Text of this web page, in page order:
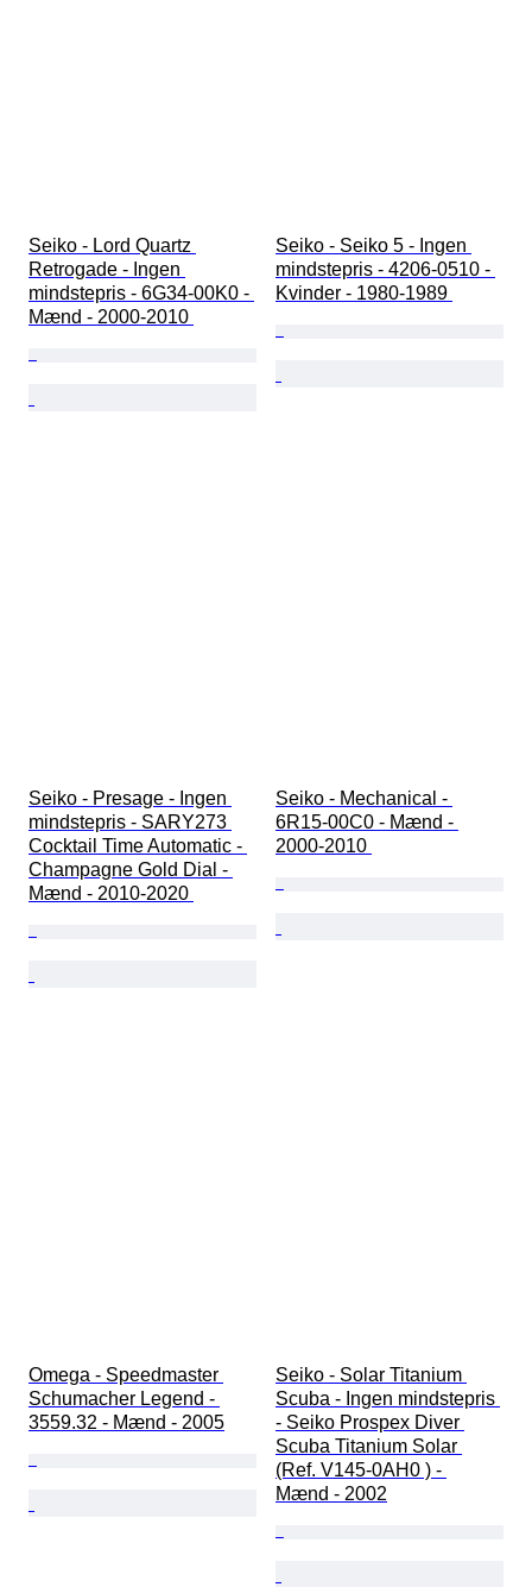
Seiko - Lord Quartz
Retrogade - Ingen
mindstepris - 6G34-00K0 -
Mænd - 2000-2010
Seiko - Seiko 5 - Ingen
mindstepris - 4206-0510 -
Kvinder - 1980-1989
Seiko - Presage - Ingen
mindstepris - SARY273
Cocktail Time Automatic -
Champagne Gold Dial -
Mænd - 2010-2020
Seiko - Mechanical -
6R15-00C0 - Mænd -
2000-2010
Omega - Speedmaster
Schumacher Legend -
3559.32 - Mænd - 2005
Seiko - Solar Titanium
Scuba - Ingen mindstepris
- Seiko Prospex Diver
Scuba Titanium Solar
(Ref. V145-0AH0 ) -
Mænd - 2002